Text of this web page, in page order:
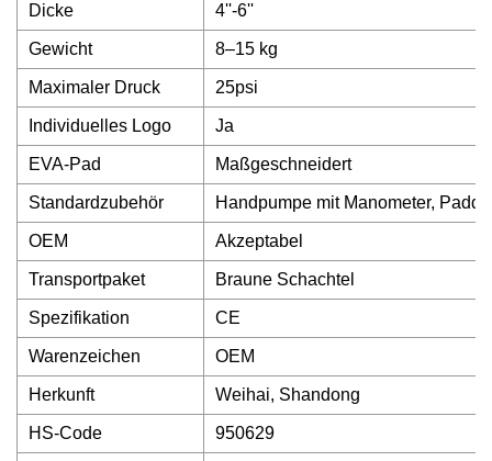
Dicke 4''-6''
Gewicht 8–15 kg
Maximaler Druck 25psi
Individuelles Logo Ja
EVA-Pad Maßgeschneidert
Standardzubehör Handpumpe mit Manometer,
OEM Akzeptabel
Transportpaket Braune Schachtel
Spezifikation CE
Warenzeichen OEM
Herkunft Weihai, Shandong
HS-Code 950629